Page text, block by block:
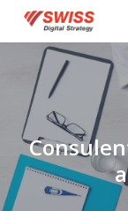
Skip
to
content